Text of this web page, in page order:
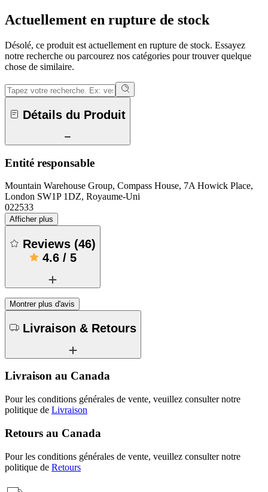
Actuellement en rupture de stock
Désolé, ce produit est actuellement en rupture de stock. Essayez
notre recherche ou parcourez nos catégories pour trouver quelque
chose de similaire.
Détails du Produit
Entité responsable
Mountain Warehouse Group, Compass House, 7A Howick Place,
London SW1P 1DZ, Royaume-Uni
022533
Afficher plus
Reviews (46)
4.6/ 5
Montrer plus d'avis
Livraison & Retours
Livraison au Canada
Pour les conditions générales de vente, veuillez consulter notre
politique de Livraison
Retours au Canada
Pour les conditions générales de vente, veuillez consulter notre
politique de Retours